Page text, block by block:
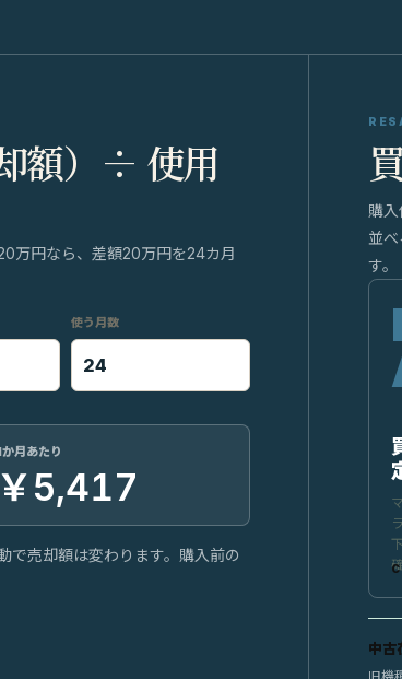
額）÷ 使用
万円なら、差額20万円を24カ月
使う月数
か月あたり
￥5,417
で売却額は変わります。購入前の
購
並
す。
中古